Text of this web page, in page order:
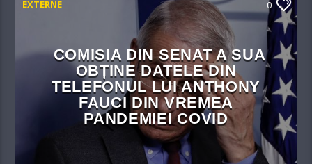
EXTERNE 0
COMISIA DIN SENAT A SUA
OBȚINE DATELE DIN
TELEFONUL LUI ANTHONY
FAUCI DIN VREMEA
PANDEMIEI COVID